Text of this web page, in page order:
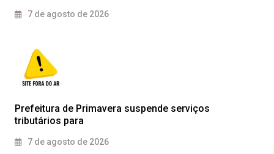
7 de agosto de 2026
Prefeitura de Primavera suspende serviços
tributários para
7 de agosto de 2026